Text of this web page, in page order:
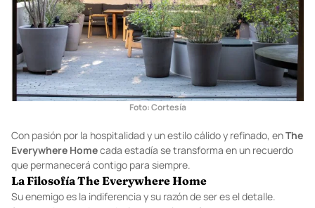
Foto: Cortesía
Con pasión por la hospitalidad y un estilo cálido y refinado, enThe
Everywhere Homecada estadía se transforma en un recuerdo
que permanecerá contigo para siempre.
La Filosofía The Everywhere Home
Su enemigo es la indiferencia y su razón de ser es el detalle.